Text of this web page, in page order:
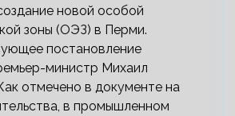
новой особой
зоны (ОЭЗ) в Перми.
постановление
министр Михаил
отмечено в документе на
в промышленном